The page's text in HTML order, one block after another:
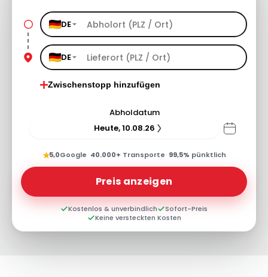
DE
DE
Zwischenstopp hinzufügen
Abholdatum
Heute, 10.08.26
★5,0Google· 40.000+ Transporte· 99,5% pünktlich
Preis anzeigen
Kostenlos & unverbindlich
Sofort-Preis
Keine versteckten Kosten